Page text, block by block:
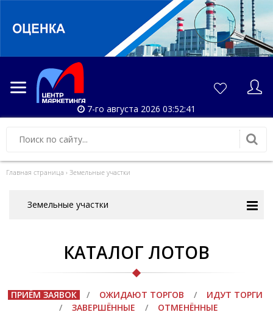
7-го августа 2026 03:52:42
Главная страница › Земельные участки
Земельные участки
КАТАЛОГ ЛОТОВ
ПРИЁМ ЗАЯВОК / ОЖИДАЮТ ТОРГОВ /
ИДУТ ТОРГИ
/
ЗАВЕРШЁННЫЕ / ОТМЕНЁННЫЕ